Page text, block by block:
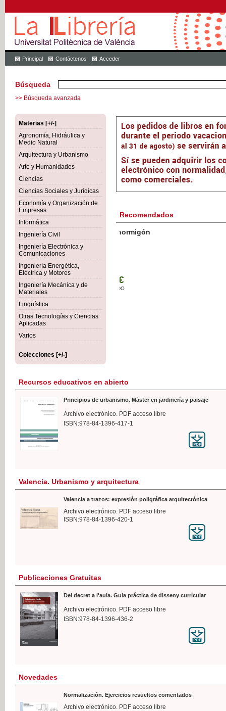
Principal Contáctenos Acceder
Búsqueda
>> Búsqueda avanzada
Materias [+/-]
Agronomía, Hidráulica y
Medio Natural
Arquitectura y Urbanismo
Arte y Humanidades
Ciencias
Ciencias Sociales y Jurídicas
Economía y Organización de
Empresas
Informática
Ingeniería Civil
Ingeniería Electrónica y
Comunicaciones
Ingeniería Energética,
Eléctrica y Motores
Ingeniería Mecánica y de
Materiales
Lingüística
Otras Tecnologías y Ciencias
Aplicadas
Varios
Colecciones [+/-]
Recomendados
Botánica Agroalimentaria
Recursos educativos en abierto
Principios de urbanismo. Máster en jardinería y paisaje
Archivo electrónico. PDF acceso libre
ISBN:978-84-1396-417-1
Valencia. Urbanismo y arquitectura
Valencia a trazos: expresión poligráfica arquitectónica
Archivo electrónico. PDF acceso libre
ISBN:978-84-1396-420-1
Publicaciones Gratuitas
Del decret a l'aula. Guia práctica de disseny curricular
Archivo electrónico. PDF acceso libre
ISBN:978-84-1396-436-2
Novedades
Normalización. Ejercicios resueltos comentados
Archivo electrónico. PDF acceso libre